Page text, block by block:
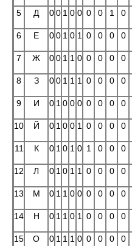
5 Д 0 0 1 0 0 0 0 1 0
6 Е 0 0 1 0 1 0 0 0 0
7 Ж 0 0 1 1 0 0 0 0 0
8 З 0 0 1 1 1 0 0 0 0
9 И 0 1 0 0 0 0 0 0 0
10 Й 0 1 0 0 1 0 0 0 0
11 К 0 1 0 1 0 1 0 0 0
12 Л 0 1 0 1 1 0 0 0 0
13 М 0 1 1 0 0 0 0 0 0
14 Н 0 1 1 0 1 0 0 0 0
15 О 0 1 1 1 0 0 0 0 0